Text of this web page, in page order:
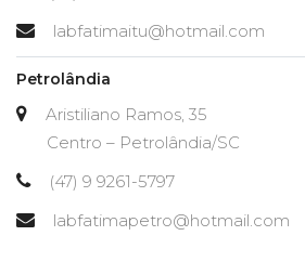
labfatimaitu@hotmail.com
Petrolândia
Aristiliano Ramos, 35
Centro – Petrolândia/SC
(47) 9 9261-5797
labfatimapetro@hotmail.com